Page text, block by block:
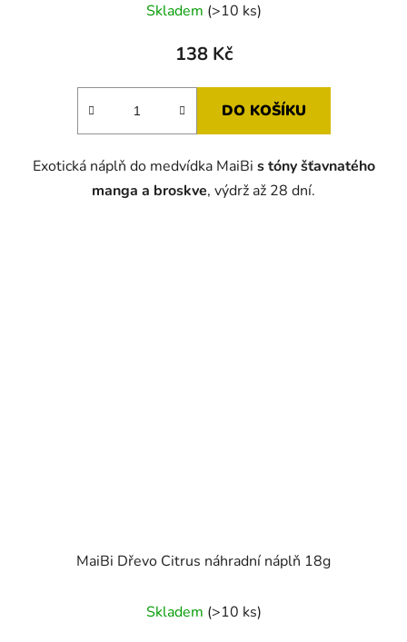
Skladem (>10 ks)
138 Kč
DO KOŠÍKU
Exotická náplň do medvídka MaiBi s tóny šťavnatého
manga a broskve, výdrž až 28 dní.
MaiBi Dřevo Citrus náhradní náplň 18g
Skladem (>10 ks)